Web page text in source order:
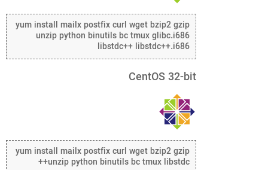
yum install mailx postfix curl wget bzip2 gzip
unzip python binutils bc tmux glibc.i686
libstdc++ libstdc++.i686
CentOS 32-bit
yum install mailx postfix curl wget bzip2 gzip
unzip python binutils bc tmux libstdc++